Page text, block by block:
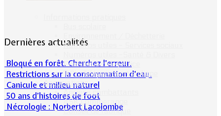
Numéros utiles - Services sociaux
Conciliateur de justice
TIPI : Télépaiement en ligne
Associations
Anciens combattants
ASK Lommerange
Conseil de fabrique
Dernières actualités
Bloqué en forêt. Cherchez l’erreur.
Restrictions sur la consommation d'eau.
Canicule et milieu naturel
50 ans d’histoires de foot
Nécrologie : Norbert Lacolombe